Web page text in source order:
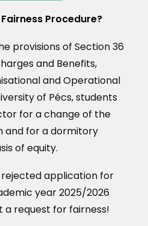
Procedure?
provisions of Section 36
and Benefits,
and Operational
of Pécs, students
for a change of the
and for a dormitory
of equity.
application for
year 2025/2026
request for fairness!